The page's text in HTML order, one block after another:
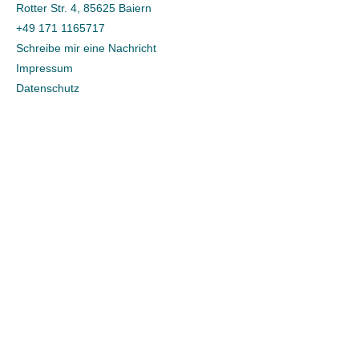
Rotter Str. 4, 85625 Baiern
+49 171 1165717
Schreibe mir eine Nachricht
Impressum
Datenschutz